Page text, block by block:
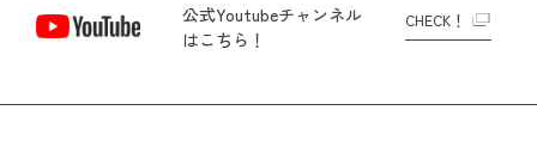
公式Youtubeチャンネル
はこちら！
CHECK！